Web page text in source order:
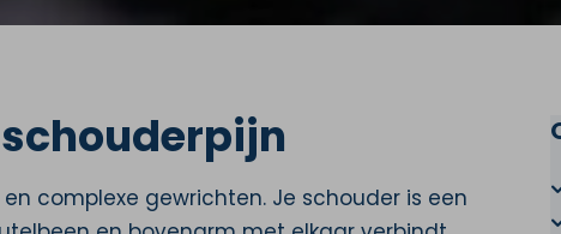
complexe gewrichten. Je schouder is een